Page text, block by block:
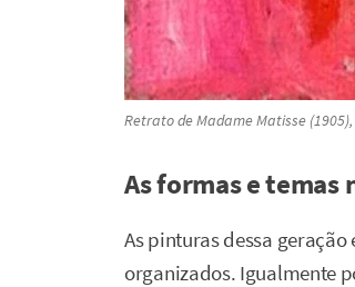
Retrato de Madame Matisse
As formas e temas
As pinturas dessa
organizados. Igualmente